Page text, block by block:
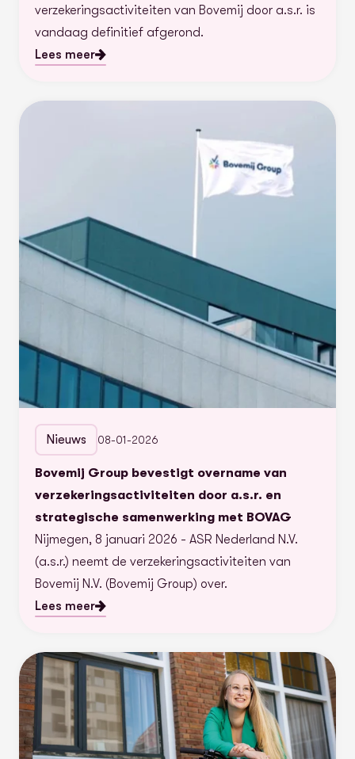
verzekeringsactiviteiten van Bovemij door a.s.r. is
vandaag definitief afgerond.
Lees meer
Nieuws 08-01-2026
Bovemij Group bevestigt overname van
verzekeringsactiviteiten door a.s.r. en
strategische samenwerking met BOVAG
Nijmegen, 8 januari 2026 - ASR Nederland N.V.
(a.s.r.) neemt de verzekeringsactiviteiten van
Bovemij N.V. (Bovemij Group) over.
Lees meer